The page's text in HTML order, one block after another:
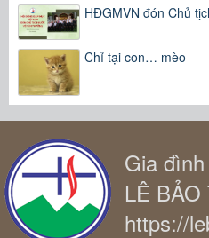
HĐGMVN đón Chủ
Chỉ tại con… mèo
Gia đình
LÊ BẢO
https://